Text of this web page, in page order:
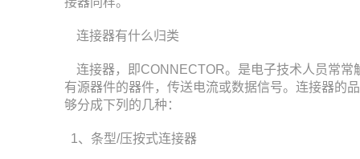
连接器有什么归类
连接器，即CONNECTOR。是电子技术人员常常
有源器件的器件，传送电流或数据信号。连接器的
够分成下列的几种：
1、条型/压按式连接器